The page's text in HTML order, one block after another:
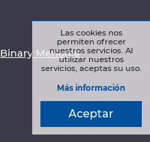
Binary Menorca
Las cookies nos
permiten ofrecer
nuestros servicios. Al
utilizar nuestros
servicios, aceptas su uso.
Más información
Aceptar